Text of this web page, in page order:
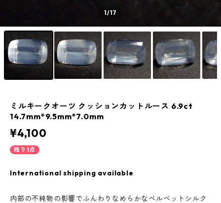
1/17
ミルキークオーツ クッションカットルース 6.9ct
14.7mm*9.5mm*7.0mm
¥4,100
残り1点
International shipping available
内部の不純物の影響でふんわりなめらかなベルベットシルク